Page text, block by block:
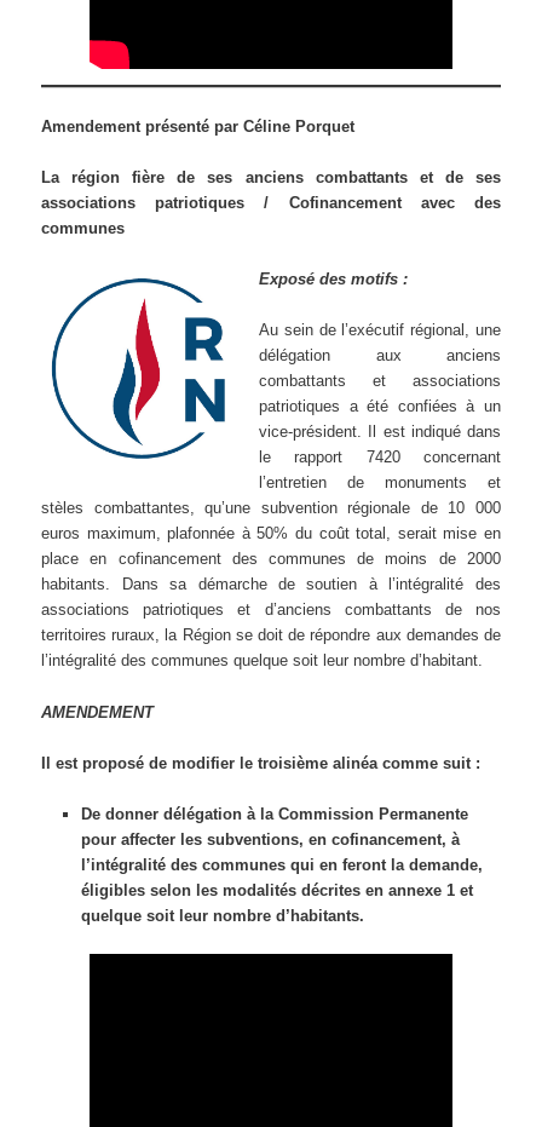
Amendement présenté par Céline Porquet
La région fière de ses anciens combattants et de ses
associations patriotiques / Cofinancement avec des
communes
Exposé des motifs :
Au sein de l’exécutif régional, une
délégation aux anciens
combattants et associations
patriotiques a été confiées à un
vice-président. Il est indiqué dans
le rapport 7420 concernant
l’entretien de monuments et
stèles combattantes, qu’une subvention régionale de 10 000
euros maximum, plafonnée à 50% du coût total, serait mise en
place en cofinancement des communes de moins de 2000
habitants. Dans sa démarche de soutien à l’intégralité des
associations patriotiques et d’anciens combattants de nos
territoires ruraux, la Région se doit de répondre aux demandes de
l’intégralité des communes quelque soit leur nombre d’habitant.
AMENDEMENT
Il est proposé de modifier le troisième alinéa comme suit :
De donner délégation à la Commission Permanente
pour affecter les subventions, en cofinancement, à
l’intégralité des communes qui en feront la demande,
éligibles selon les modalités décrites en annexe 1 et
quelque soit leur nombre d’habitants.